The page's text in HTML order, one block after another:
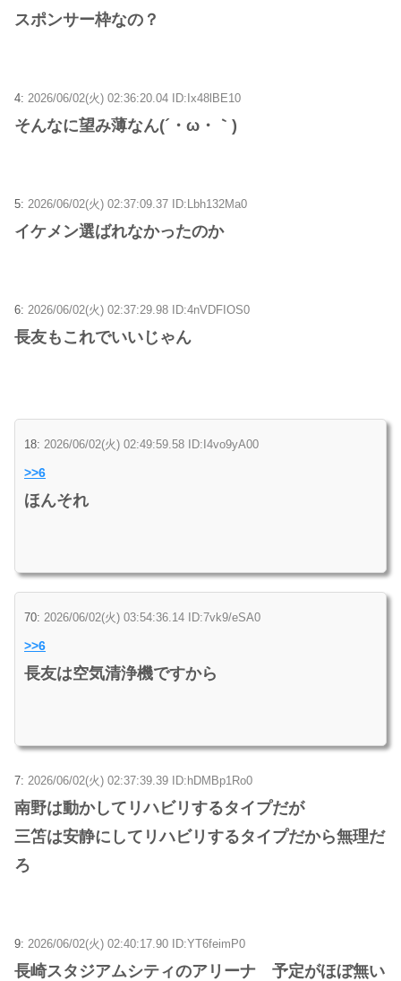
スポンサー枠なの？
4: 2026/06/02(火) 02:36:20.04 ID:Ix48lBE10
そんなに望み薄なん(´・ω・｀)
5: 2026/06/02(火) 02:37:09.37 ID:Lbh132Ma0
イケメン選ばれなかったのか
6: 2026/06/02(火) 02:37:29.98 ID:4nVDFIOS0
長友もこれでいいじゃん
18: 2026/06/02(火) 02:49:59.58 ID:I4vo9yA00
>>6
ほんそれ
70: 2026/06/02(火) 03:54:36.14 ID:7vk9/eSA0
>>6
長友は空気清浄機ですから
7: 2026/06/02(火) 02:37:39.39 ID:hDMBp1Ro0
南野は動かしてリハビリするタイプだが
三笘は安静にしてリハビリするタイプだから無理だ
ろ
9: 2026/06/02(火) 02:40:17.90 ID:YT6feimP0
長崎スタジアムシティのアリーナ 予定がほぼ無い